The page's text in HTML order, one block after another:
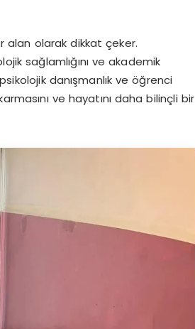
alan olarak dikkat çeker.
sağlamlığını ve akademik
danışmanlık ve öğrenci
ve hayatını daha bilinçli bir